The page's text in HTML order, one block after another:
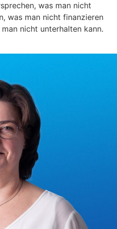
was man nicht
was man nicht finanzieren
nicht unterhalten kann.